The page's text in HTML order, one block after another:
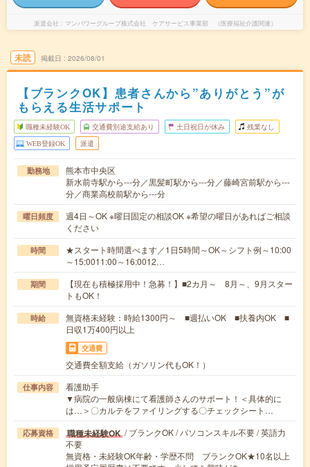
派遣会社 マンパワーグループ株式会社 ケアサービス事業部 （医療福祉介護関連）
未読 掲載日 2026/08/01
【ブランクOK】患者さんから”ありがとう”が
もらえる生活サポート
職種未経験OK 交通費別途支給あり 土日祝日が休み 残業なし
WEB登録OK 派遣
勤務地
熊本市中央区
新水前寺駅から---分／黒髪町駅から---分／藤崎宮前駅から---
分／商業高校前駅から---分
曜日頻度
週4日～OK ※曜日固定の相談OK ※希望の曜日があればご相談
ください
時間
★スタート時間選べます／1日5時間～OK～シフト例～10:00
～15:0011:00～16:0012…
期間
【現在も積極採用中！急募！】■2カ月～ 8月～、9月スター
トもOK！
時給
無資格未経験：時給1300円～ ■週払いOK ■扶養内OK ■
日収1万400円以上
交通費
交通費全額支給（ガソリン代もOK！）
仕事内容
看護助手
▼病院の一般病棟にて看護師さんのサポート！＜具体的に
は…＞〇カルテをファイリングする〇チェックシート…
応募資格 職種未経験OK / ブランクOK / パソコンスキル不要 / 英語力
不要
無資格・未経験OK年齢・学歴不問 ブランクOK★10名以上